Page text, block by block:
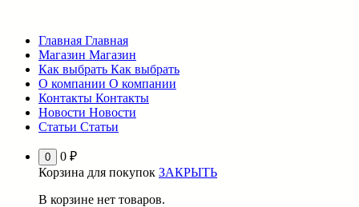
содержимому
Главная Главная
Магазин Магазин
Как выбрать Как выбрать
О компании О компании
Контакты Контакты
Новости Новости
Статьи Статьи
0 0 ₽
Корзина для покупок ЗАКРЫТЬ
В корзине нет товаров.